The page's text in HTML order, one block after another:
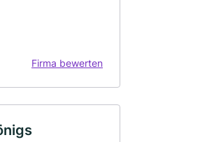
Firma bewerten